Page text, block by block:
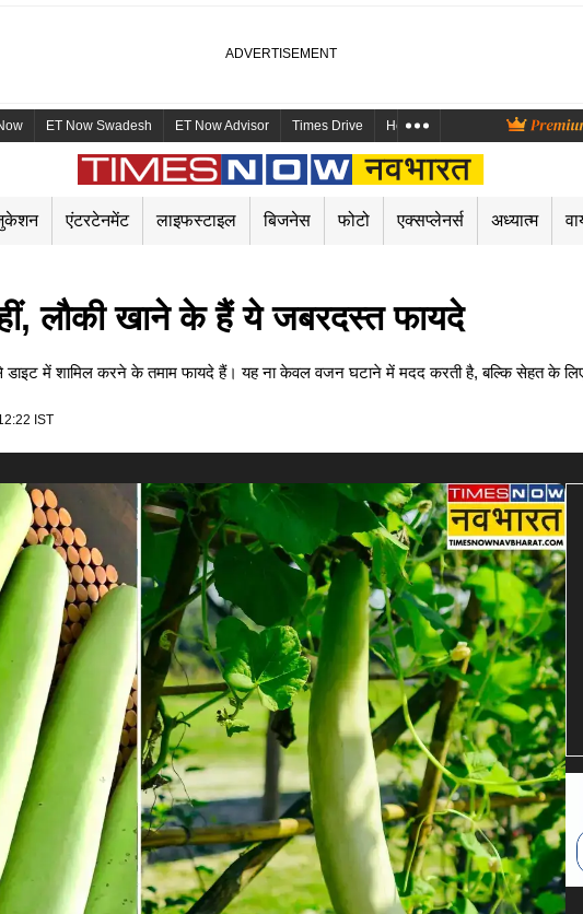
ET Now Swadesh ET Now Advisor Times Drive Health and Me Marathi
एंटरटेनमेंट लाइफस्टाइल बिजनेस फोटो एक्सप्लेनर्स अध्यात्म
लौकी खाने के हैं ये जबरदस्त फायदे
में शामिल करने के तमाम फायदे हैं। यह ना केवल वजन घटाने में मदद करती है, बल्कि सेहत के
IST